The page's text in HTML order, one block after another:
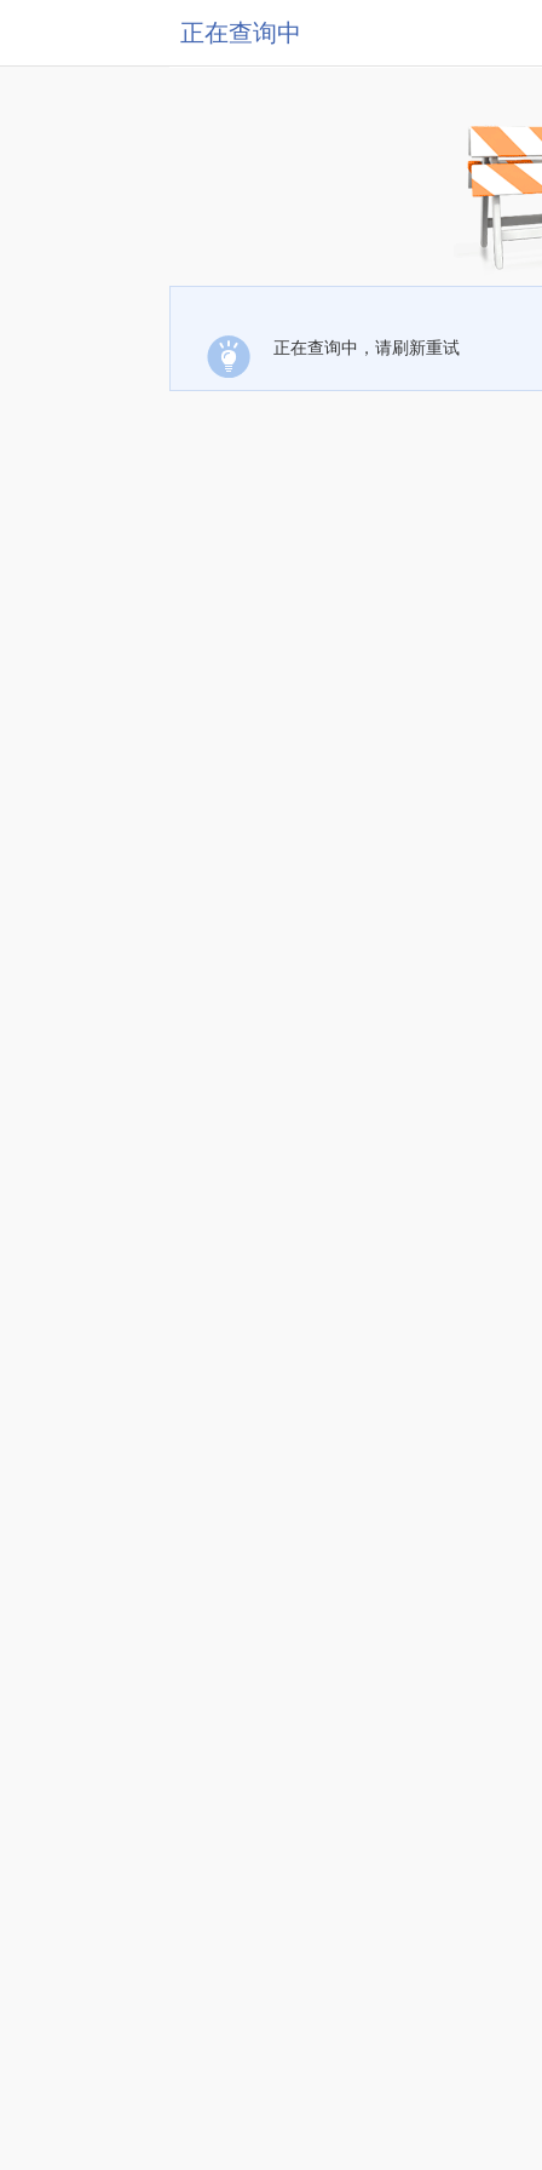
正在查询中
正在查询中，请刷新重试